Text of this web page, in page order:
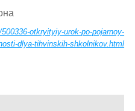
otkryityiy-urok-po-pojarnoy-
dlya-tihvinskih-shkolnikov.html